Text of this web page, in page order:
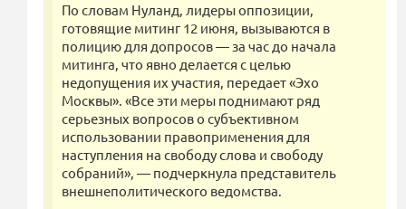
По словам Нуланд, лидеры оппозиции,
готовящие митинг 12 июня, вызываются в
полицию для допросов — за час до начала
митинга, что явно делается с целью
недопущения их участия, передает «Эхо
Москвы». «Все эти меры поднимают ряд
серьезных вопросов о субъективном
использовании правоприменения для
наступления на свободу слова и свободу
собраний», — подчеркнула представитель
внешнеполитического ведомства.